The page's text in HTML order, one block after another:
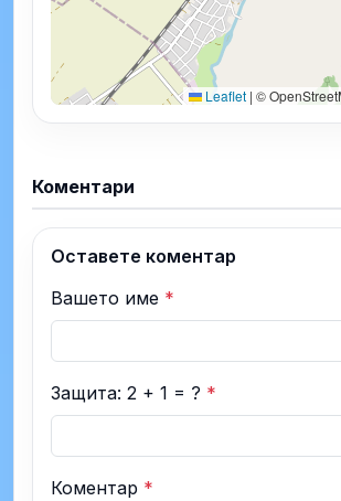
Leaflet | ©
Коментари
Оставете коментар
Вашето име *
Защита: 2 + 1 = ? *
Коментар *